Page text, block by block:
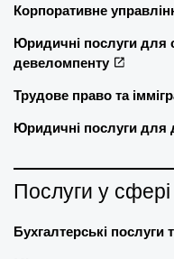
Корпоративне
Юридичні послуги для
девеломпенту
Трудове право та
Юридичні послуги для
Послуги у
Бухгалтерські послуги